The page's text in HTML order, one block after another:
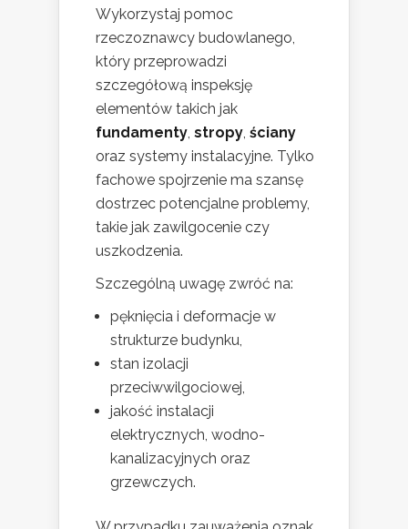
Wykorzystaj pomoc
rzeczoznawcy budowlanego,
który przeprowadzi
szczegółową inspeksję
elementów takich jak
fundamenty stropy ściany
oraz systemy instalacyjne. Tylko
fachowe spojrzenie ma szansę
dostrzec potencjalne problemy,
takie jak zawilgocenie czy
uszkodzenia.
Szczególną uwagę zwróć na:
pęknięcia i deformacje w
strukturze budynku,
stan izolacji
przeciwwilgociowej,
jakość instalacji
elektrycznych, wodno-
kanalizacyjnych oraz
grzewczych.